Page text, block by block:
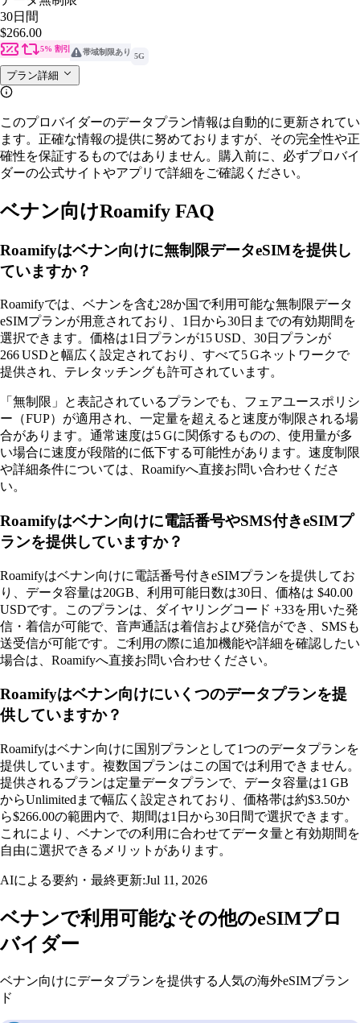
30日間
$266.00
5% 割引 帯域制限あり 5G
プラン詳細
このプロバイダーのデータプラン情報は自動的に更新されてい
ます。正確な情報の提供に努めておりますが、その完全性や正
確性を保証するものではありません。購入前に、必ずプロバイ
ダーの公式サイトやアプリで詳細をご確認ください。
ベナン向けRoamify FAQ
Roamifyはベナン向けに無制限データeSIMを提供し
ていますか？
Roamifyでは、ベナンを含む28か国で利用可能な無制限データ
eSIMプランが用意されており、1日から30日までの有効期間を
選択できます。価格は1日プランが15 USD、30日プランが
266 USDと幅広く設定されており、すべて5 Gネットワークで
提供され、テレタッチングも許可されています。
「無制限」と表記されているプランでも、フェアユースポリシ
ー（FUP）が適用され、一定量を超えると速度が制限される場
合があります。通常速度は5 Gに関係するものの、使用量が多
い場合に速度が段階的に低下する可能性があります。速度制限
や詳細条件については、Roamifyへ直接お問い合わせくださ
い。
Roamifyはベナン向けに電話番号やSMS付きeSIMプ
ランを提供していますか？
Roamifyはベナン向けに電話番号付きeSIMプランを提供してお
り、データ容量は20GB、利用可能日数は30日、価格は $40.00
USDです。このプランは、ダイヤリングコード +33を用いた発
信・着信が可能で、音声通話は着信および発信ができ、SMSも
送受信が可能です。ご利用の際に追加機能や詳細を確認したい
場合は、Roamifyへ直接お問い合わせください。
Roamifyはベナン向けにいくつのデータプランを提
供していますか？
Roamifyはベナン向けに国別プランとして1つのデータプランを
提供しています。複数国プランはこの国では利用できません。
提供されるプランは定量データプランで、データ容量は1 GB
からUnlimitedまで幅広く設定されており、価格帯は約$3.50か
ら$266.00の範囲内で、期間は1日から30日間で選択できます。
これにより、ベナンでの利用に合わせてデータ量と有効期間を
自由に選択できるメリットがあります。
AIによる要約・最終更新:Jul 11, 2026
ベナンで利用可能なその他のeSIMプロ
バイダー
ベナン向けにデータプランを提供する人気の海外eSIMブラン
ド